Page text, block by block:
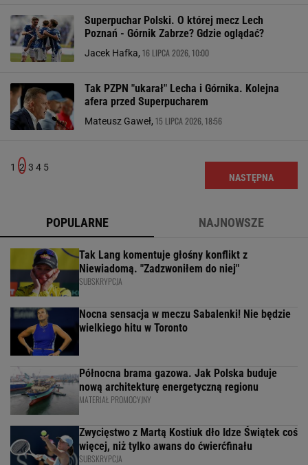
Superpuchar Polski. O której mecz Lech
Poznań - Górnik Zabrze? Gdzie oglądać?
Jacek Hafka, 16 LIPCA 2026, 10:00
Tak PZPN "ukarał" Lecha i Górnika. Kolejna
afera przed Superpucharem
Mateusz Gaweł, 15 LIPCA 2026, 18:56
1 2 3 4 5
NASTĘPNA
POPULARNE NAJNOWSZE
Tak Lang komentuje głośny konflikt z
Niewiadomą. "Zadzwoniłem do niej"
SUBSKRYPCJA
Nocna sensacja w meczu Sabalenki! Nie będzie
wielkiego hitu w Toronto
Północna brama gazowa. Jak Polska buduje
nową architekturę energetyczną regionu
MATERIAŁ PROMOCYJNY
Zwycięstwo z Martą Kostiuk dło Idze Świątek coś
więcej, niż tylko awans do ćwierćfinału
SUBSKRYPCJA